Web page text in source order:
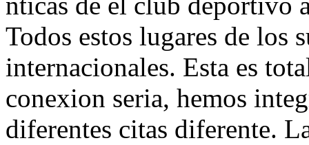
Todos estos lugares de los
internacionales. Esta es
conexion seria, hemos
diferentes citas diferente.